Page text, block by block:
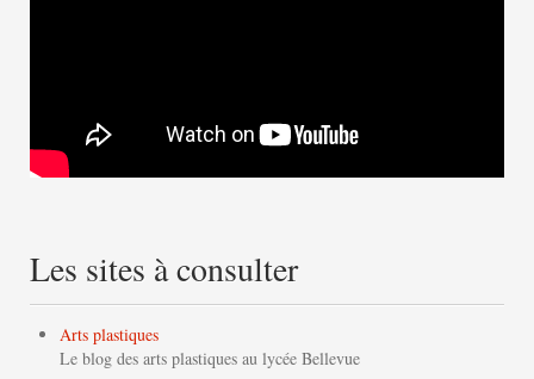
Les sites à consulter
Arts plastiques
Le blog des arts plastiques au lycée Bellevue